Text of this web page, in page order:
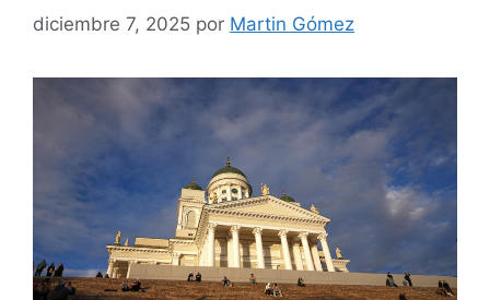
diciembre 7, 2025 por Martin Gómez